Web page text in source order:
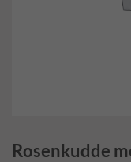
Rosenkudde